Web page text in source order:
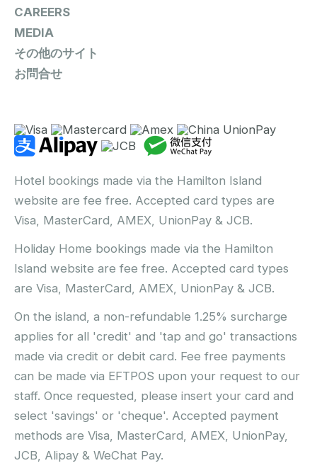
CAREERS
MEDIA
その他のサイト
お問合せ
Hotel bookings made via the Hamilton Island
website are fee free. Accepted card types are
Visa, MasterCard, AMEX, UnionPay & JCB.
Holiday Home bookings made via the Hamilton
Island website are fee free. Accepted card types
are Visa, MasterCard, AMEX, UnionPay & JCB.
On the island, a non-refundable 1.25% surcharge
applies for all 'credit' and 'tap and go' transactions
made via credit or debit card. Fee free payments
can be made via EFTPOS upon your request to our
staff. Once requested, please insert your card and
select 'savings' or 'cheque'. Accepted payment
methods are Visa, MasterCard, AMEX, UnionPay,
JCB, Alipay & WeChat Pay.